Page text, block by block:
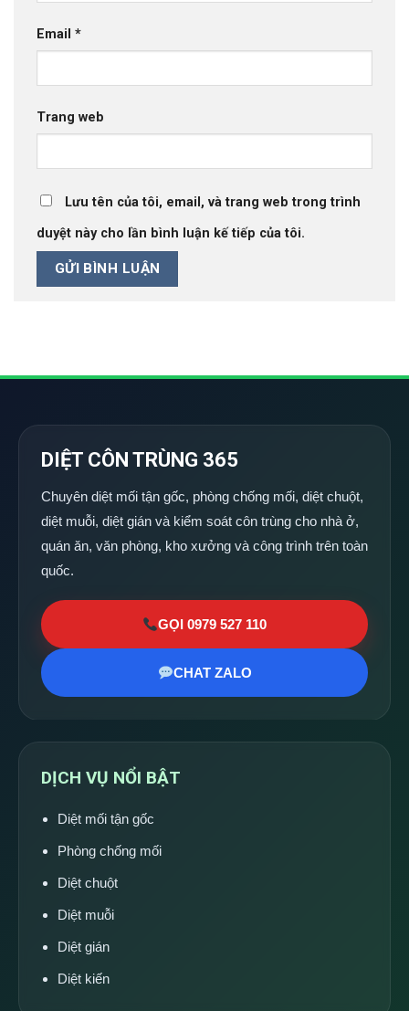
Email *
Trang web
Lưu tên của tôi, email, và trang web trong trình
duyệt này cho lần bình luận kế tiếp của tôi.
DIỆT CÔN TRÙNG 365
Chuyên diệt mối tận gốc, phòng chống mối, diệt chuột,
diệt muỗi, diệt gián và kiểm soát côn trùng cho nhà ở,
quán ăn, văn phòng, kho xưởng và công trình trên toàn
quốc.
GỌI 0979 527 110
CHAT ZALO
DỊCH VỤ NỔI BẬT
Diệt mối tận gốc
Phòng chống mối
Diệt chuột
Diệt muỗi
Diệt gián
Diệt kiến